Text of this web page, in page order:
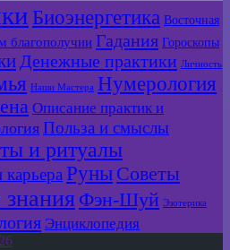
Биоэнергетика Восточная
благополучии Гадания Гороскопы
Денежные практики Личность
Наши Мастера Нумерология
Описание практик и
Польза и смыслы
и ритуалы
карьера Руны Советы
Фэн-Шуй Эзотерика
Энциклопедия